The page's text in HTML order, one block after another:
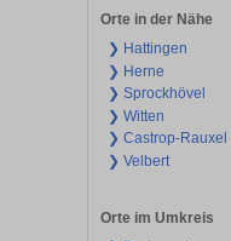
Orte in der Nähe
❯ Hattingen
❯ Herne
❯ Sprockhövel
❯ Witten
❯ Castrop-Rauxel
❯ Velbert
Orte im Umkreis